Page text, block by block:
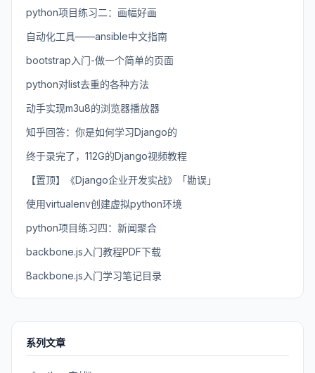
python项目练习二：画幅好画
自动化工具——ansible中文指南
bootstrap入门-做一个简单的页面
python对list去重的各种方法
动手实现m3u8的浏览器播放器
知乎回答：你是如何学习Django的
终于录完了，112G的Django视频教程
【置顶】《Django企业开发实战》「勘误」
使用virtualenv创建虚拟python环境
python项目练习四：新闻聚合
backbone.js入门教程PDF下载
Backbone.js入门学习笔记目录
系列文章